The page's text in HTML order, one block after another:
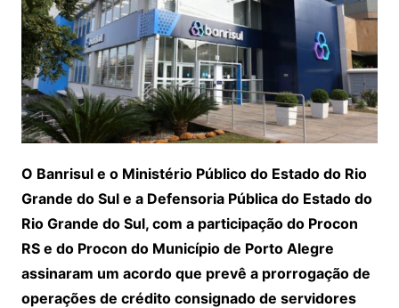
O Banrisul e o Ministério Público do Estado do Rio
Grande do Sul e a Defensoria Pública do Estado do
Rio Grande do Sul, com a participação do Procon
RS e do Procon do Município de Porto Alegre
assinaram um acordo que prevê a prorrogação de
operações de crédito consignado de servidores